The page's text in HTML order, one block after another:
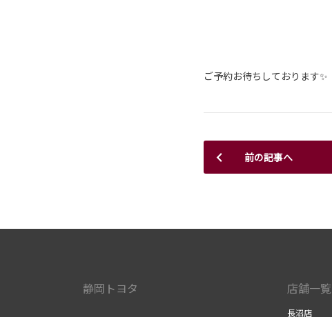
ご予約お待ちしております✨
前の記事へ
静岡トヨタ 店舗一覧
長沼店